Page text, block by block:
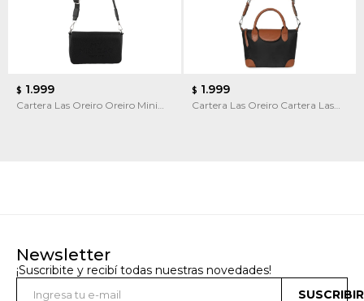
$ 1.999
Cartera Las Oreiro Oreiro Mini
$ 1.999
Cartera Las Oreiro Cartera Las
Newsletter
¡Suscribite y recibí todas nuestras novedades!